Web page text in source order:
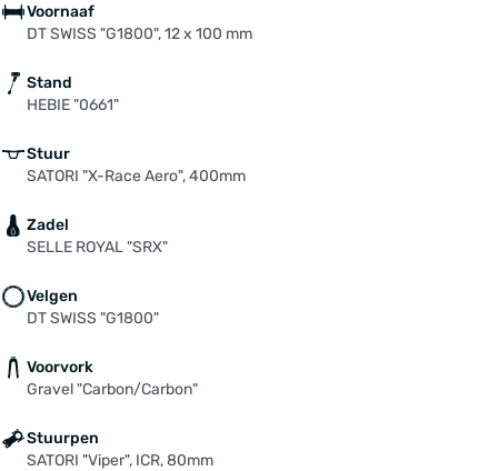
Voornaaf
DT SWISS "G1800", 12 x 100 mm
Stand
HEBIE "0661"
Stuur
SATORI "X-Race Aero", 400mm
Zadel
SELLE ROYAL "SRX"
Velgen
DT SWISS "G1800"
Voorvork
Gravel "Carbon/Carbon"
Stuurpen
SATORI "Viper", ICR, 80mm